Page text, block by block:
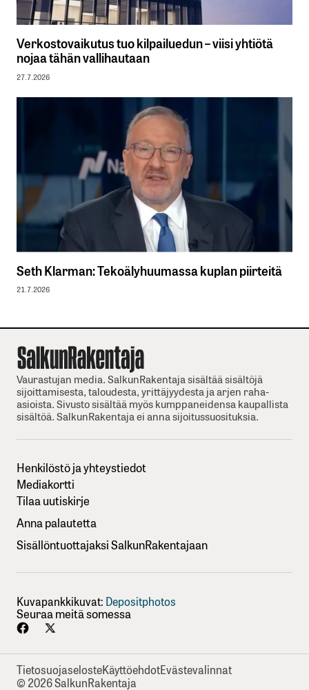
Verkostovaikutus tuo kilpailuedun – viisi yhtiötä
nojaa tähän vallihautaan
27.7.2026
Seth Klarman: Tekoälyhuumassa kuplan piirteitä
21.7.2026
Vaurastujan media. SalkunRakentaja sisältää sisältöjä
sijoittamisesta, taloudesta, yrittäjyydesta ja arjen raha-
asioista. Sivusto sisältää myös kumppaneidensa kaupallista
sisältöä. SalkunRakentaja ei anna sijoitussuosituksia.
Henkilöstö ja yhteystiedot
Mediakortti
Tilaa uutiskirje
Anna palautetta
Sisällöntuottajaksi SalkunRakentajaan
Kuvapankkikuvat: Depositphotos
Seuraa meitä somessa
TietosuojaselosteKäyttöehdotEvästevalinnat
© 2026 SalkunRakentaja